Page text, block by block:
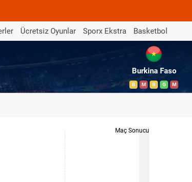
Ücretsiz Oyunlar Sporx Ekstra Basketbol
Burkina Faso
B M B G M
Maç Sonucu